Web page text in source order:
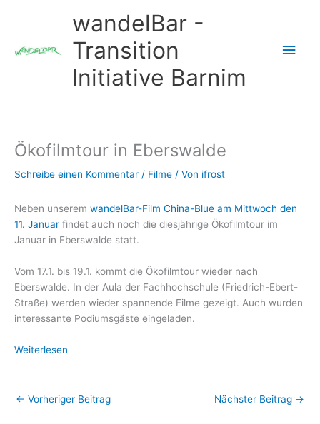
wandelBar -
Transition
Initiative Barnim
Ökofilmtour in Eberswalde
Schreibe einen Kommentar / Filme / Von ifrost
Neben unserem wandelBar-Film China-Blue am Mittwoch den
11. Januar findet auch noch die diesjährige Ökofilmtour im
Januar in Eberswalde statt.
Vom 17.1. bis 19.1. kommt die Ökofilmtour wieder nach
Eberswalde. In der Aula der Fachhochschule (Friedrich-Ebert-
Straße) werden wieder spannende Filme gezeigt. Auch wurden
interessante Podiumsgäste eingeladen.
Weiterlesen
← Vorheriger Beitrag Nächster Beitrag →